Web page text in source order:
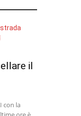
il
con la